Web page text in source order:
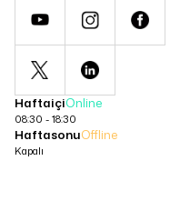
HaftaiçiOnline
08:30 - 18:30
HaftasonuOffline
Kapalı